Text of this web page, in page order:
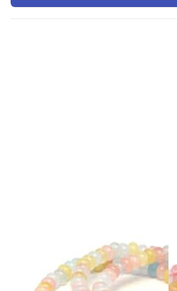
mm (simili al
Berillo)